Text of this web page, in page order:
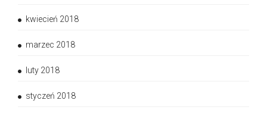
kwiecień 2018
marzec 2018
luty 2018
styczeń 2018